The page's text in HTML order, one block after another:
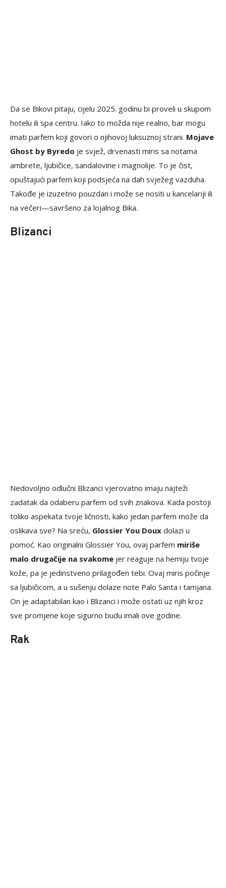
Da se Bikovi pitaju, cijelu 2025. godinu bi proveli u skupom
hotelu ili spa centru. Iako to možda nije realno, bar mogu
imati parfem koji govori o njihovoj luksuznoj strani. Mojave
Ghost by Byredo je svjež, drvenasti miris sa notama
ambrete, ljubičice, sandalovine i magnolije. To je čist,
opuštajući parfem koji podsjeća na dah svježeg vazduha.
Takođe je izuzetno pouzdan i može se nositi u kancelariji ili
na večeri—savršeno za lojalnog Bika.
Blizanci
Nedovoljno odlučni Blizanci vjerovatno imaju najteži
zadatak da odaberu parfem od svih znakova. Kada postoji
toliko aspekata tvoje ličnosti, kako jedan parfem može da
oslikava sve? Na sreću, Glossier You Doux dolazi u
pomoć. Kao originalni Glossier You, ovaj parfem miriše
malo drugačije na svakome jer reaguje na hemiju tvoje
kože, pa je jedinstveno prilagođen tebi. Ovaj miris počinje
sa ljubičicom, a u sušenju dolaze note Palo Santa i tamjana.
On je adaptabilan kao i Blizanci i može ostati uz njih kroz
sve promjene koje sigurno budu imali ove godine.
Rak